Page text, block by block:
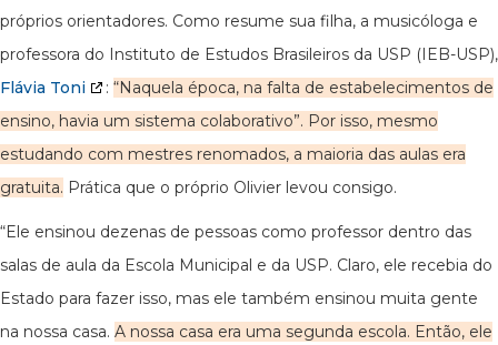
próprios orientadores. Como resume sua filha, a musicóloga e
professora do Instituto de Estudos Brasileiros da USP (IEB-USP),
Flávia Toni
: “Naquela época, na falta de estabelecimentos de
ensino, havia um sistema colaborativo”. Por isso, mesmo
estudando com mestres renomados, a maioria das aulas era
gratuita. Prática que o próprio Olivier levou consigo.
“Ele ensinou dezenas de pessoas como professor dentro das
salas de aula da Escola Municipal e da USP. Claro, ele recebia do
Estado para fazer isso, mas ele também ensinou muita gente
na nossa casa. A nossa casa era uma segunda escola. Então, ele